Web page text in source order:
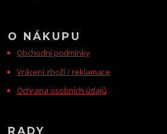
O NÁKUPU
Obchodní podmínky
Vrácení zboží / reklamace
Ochrana osobních údajů
RADY